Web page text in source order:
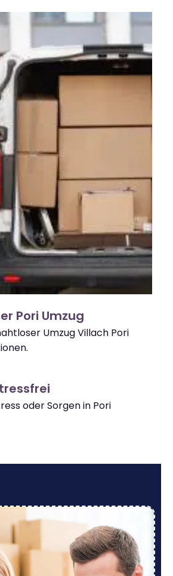
Pori Umzug
Umzug Villach Pori
oder Sorgen in Pori